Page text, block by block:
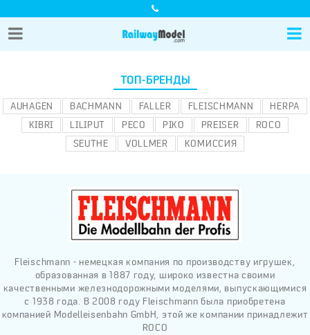
ТОП-БРЕНДЫ
AUHAGEN BACHMANN FALLER FLEISCHMANN
HERPA
KIBRI
LILIPUT PECO PIKO PREISER
ROCO
SEUTHE
VOLLMER КОМИССИЯ
Fleischmann - немецкая компания по производству игрушек,
образованная в 1887 году, широко известна своими
качественными железнодорожными моделями, выпускающимися
с 1938 года. В 2008 году Fleischmann была приобретена
компанией Modelleisenbahn GmbH, этой же компании принадлежит
ROCO